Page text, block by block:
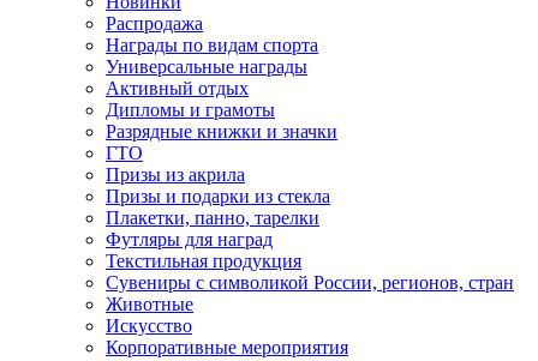
Распродажа
Награды по видам спорта
Универсальные награды
Активный отдых
Дипломы и грамоты
Разрядные книжки и значки
ГТО
Призы из акрила
Призы и подарки из стекла
Плакетки, панно, тарелки
Футляры для наград
Текстильная продукция
Сувениры с символикой России, регионов, стран
Животные
Искусство
Корпоративные мероприятия